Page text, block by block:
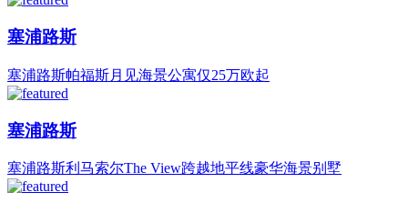
塞浦路斯
塞浦路斯帕福斯月见海景公寓仅25万欧起
塞浦路斯
塞浦路斯利马索尔The View跨越地平线豪华海景别墅